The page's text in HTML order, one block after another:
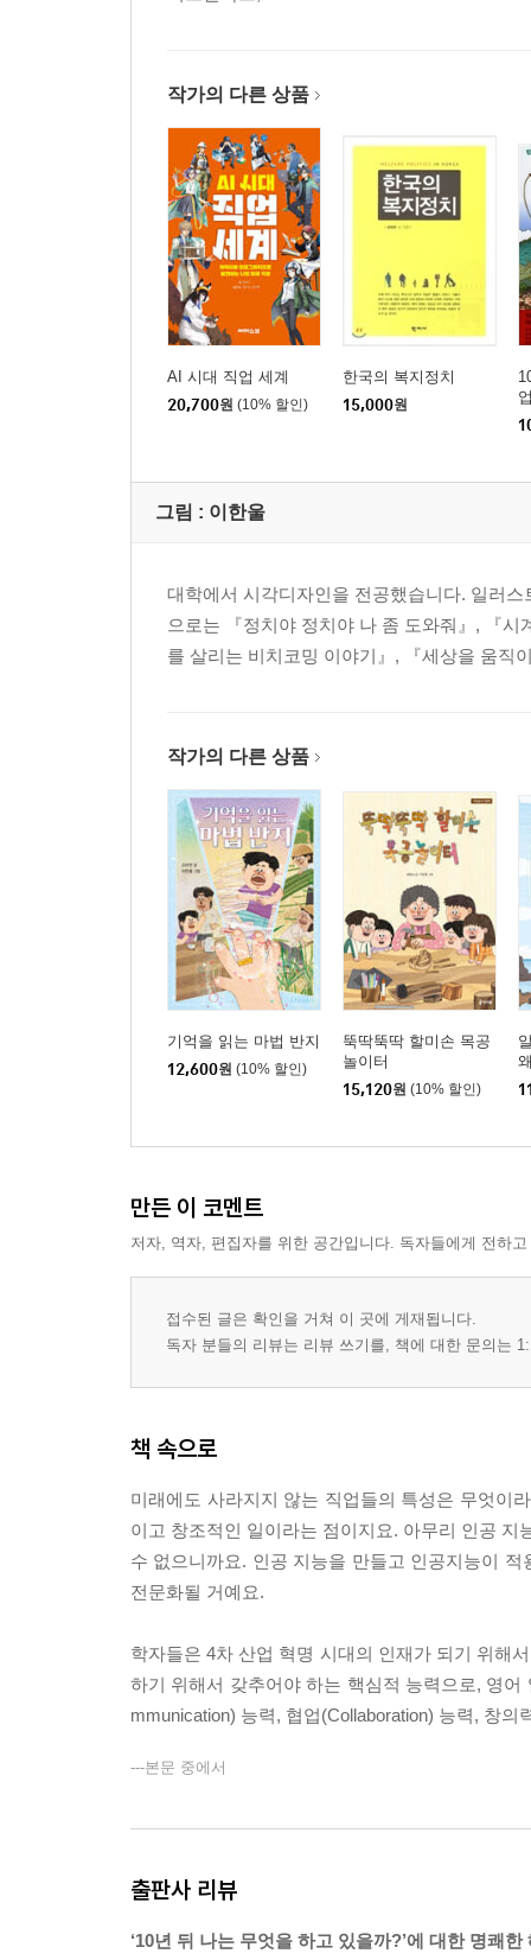
작가의 다른 상품
AI 시대 직업 세계
20,700원 (10% 할인)
한국의 복지정치
15,000원
그림 : 이한울
대학에서 시각디자인을 전공했습니다. 일러
으로는 『정치야 정치야 나 좀 도와줘』, 『
를 살리는 비치코밍 이야기』, 『세상을 움직
작가의 다른 상품
기억을 읽는 마법 반지
12,600원 (10% 할인)
뚝딱뚝딱 할미손 목공
놀이터
15,120원 (10% 할인)
만든 이 코멘트
저자, 역자, 편집자를 위한 공간입니다. 독자들에게 전하
접수된 글은 확인을 거쳐 이 곳에 게재됩니다.
독자 분들의 리뷰는 리뷰 쓰기를, 책에 대한 문의는
책 속으로
미래에도 사라지지 않는 직업들의 특성은 무엇이
이고 창조적인 일이라는 점이지요. 아무리 인공
수 없으니까요. 인공 지능을 만들고 인공지능이
전문화될 거예요.
학자들은 4차 산업 혁명 시대의 인재가 되기 위해
하기 위해서 갖추어야 하는 핵심적 능력으로, 영
mmunication) 능력, 협업(Collaboration) 능력, 창
---본문 중에서
출판사 리뷰
‘10년 뒤 나는 무엇을 하고 있을까?’에 대한 명쾌한